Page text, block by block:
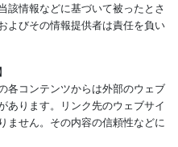
該情報などに基づいて被ったとさ
よびその情報提供者は責任を負い
各コンテンツからは外部のウェブ
あります。リンク先のウェブサイ
ません。その内容の信頼性などに